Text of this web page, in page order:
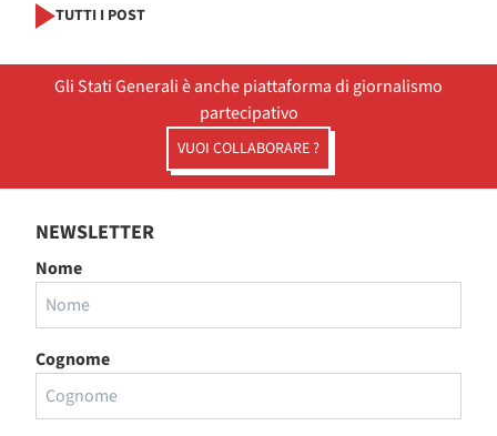
TUTTI I POST
Gli Stati Generali è anche piattaforma di giornalismo
partecipativo
VUOI COLLABORARE ?
NEWSLETTER
Nome
Cognome